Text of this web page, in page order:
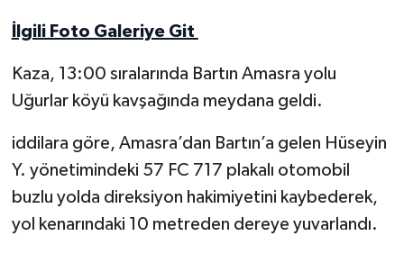
İlgili Foto Galeriye Git
Kaza, 13:00 sıralarında Bartın Amasra yolu
Uğurlar köyü kavşağında meydana geldi.
iddilara göre, Amasra’dan Bartın’a gelen Hüseyin
Y. yönetimindeki 57 FC 717 plakalı otomobil
buzlu yolda direksiyon hakimiyetini kaybederek,
yol kenarındaki 10 metreden dereye yuvarlandı.
Yerel Yönetimler
DÜNYA